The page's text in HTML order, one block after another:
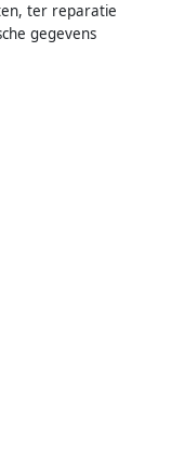
ter reparatie
gegevens